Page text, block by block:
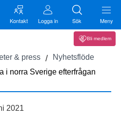
Kontakt Logga in Sök Meny
Bli medlem
& press
Nyhetsflöde
i norra Sverige efterfrågan
2021